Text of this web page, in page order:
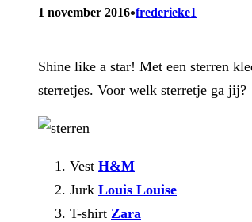
1 november 2016•frederieke1
Shine like a star! Met een sterren
sterretjes. Voor welk sterretje ga jij?
Vest H&M
Jurk Louis Louise
T-shirt Zara